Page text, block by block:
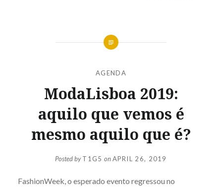
AGENDA
ModaLisboa 2019:
aquilo que vemos é
mesmo aquilo que é?
Posted byT1G5 onAPRIL 26, 2019
FashionWeek, o esperado evento regressou no